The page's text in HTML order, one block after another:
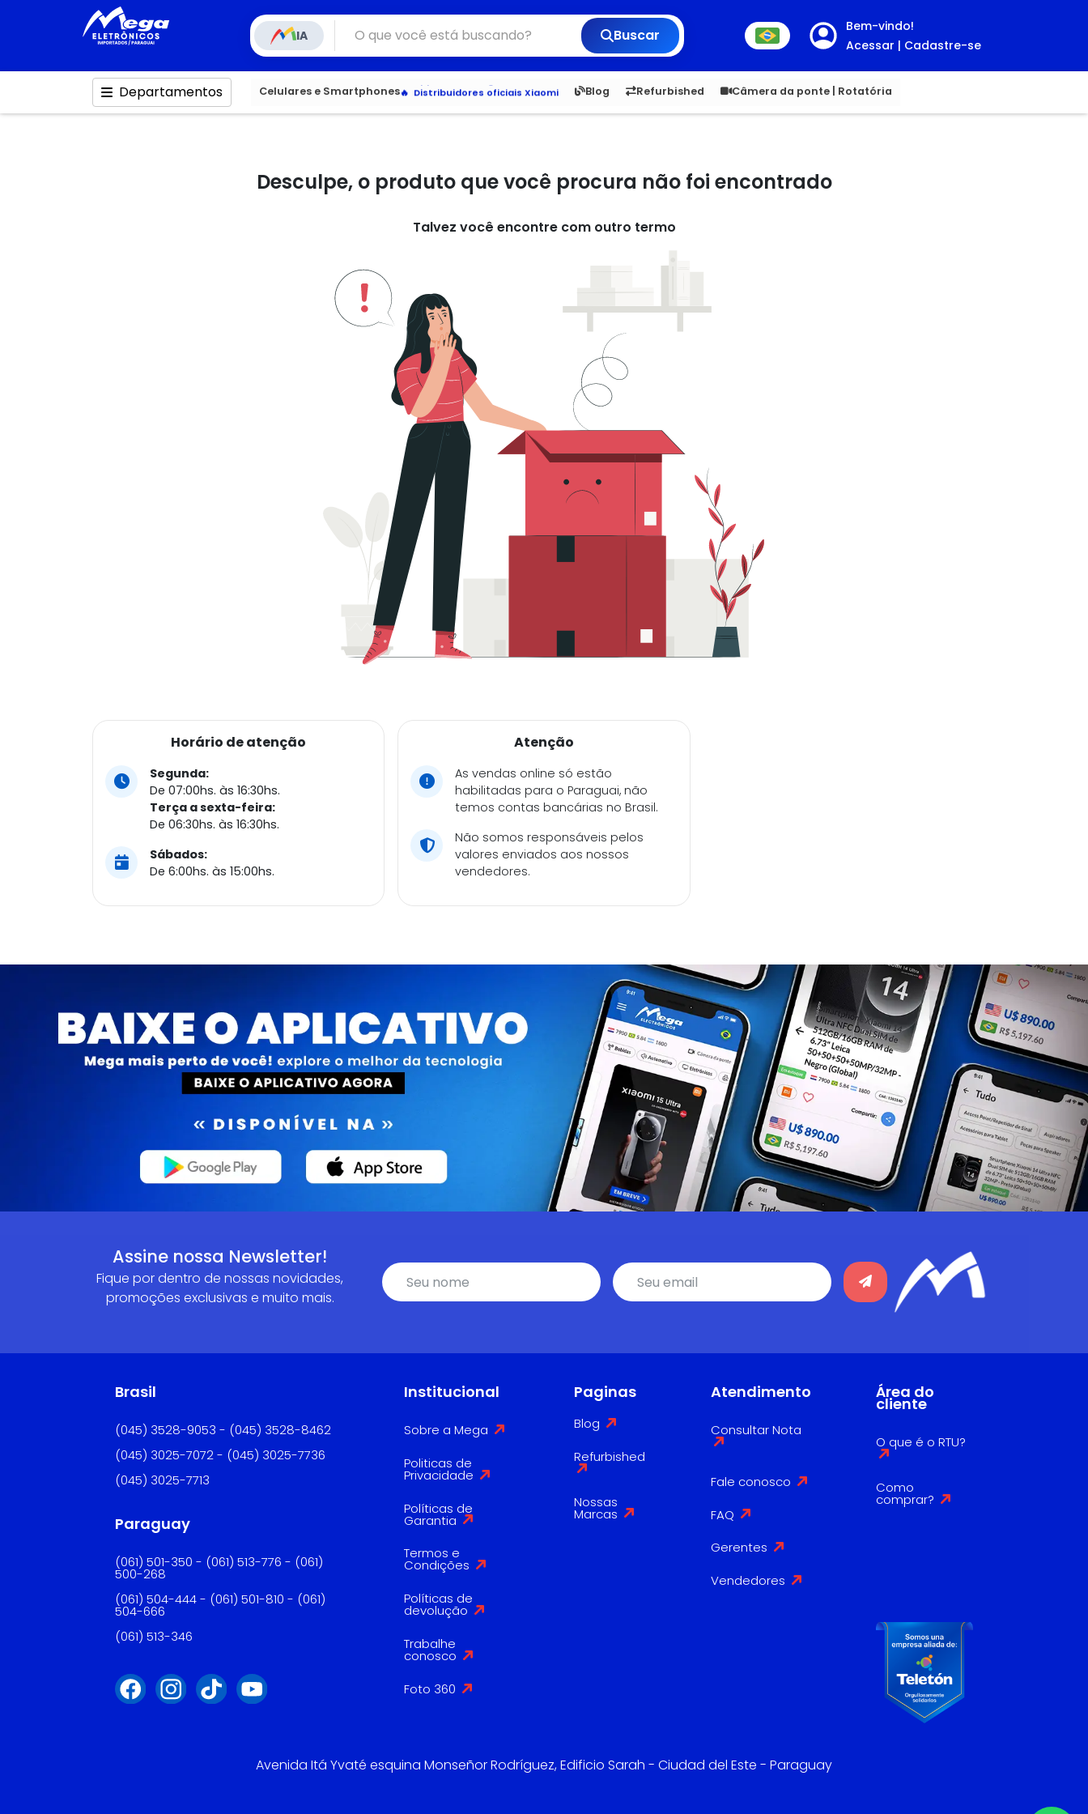
IA Buscar
Bem-vindo!
Acessar | Cadastre-se
Departamentos Celulares e Smartphones
Distribuidores oficiais Xiaomi
Blog Refurbished Câmera da ponte | Rotatória
6,050 5.22 1,900 1.00
Desculpe, o produto que você procura não foi encontrado
Talvez você encontre com outro termo
Horário de atenção
Segunda:
De 07:00hs. às 16:30hs.
Terça a sexta-feira:
De 06:30hs. às 16:30hs.
Sábados:
De 6:00hs. às 15:00hs.
Atenção
As vendas online só estão
habilitadas para o Paraguai, não
temos contas bancárias no Brasil.
Não somos responsáveis pelos
valores enviados aos nossos
vendedores.
Assine nossa Newsletter!
Fique por dentro de nossas novidades,
promoções exclusivas e muito mais.
Brasil
(045) 3528-9053 - (045) 3528-8462
(045) 3025-7072 - (045) 3025-7736
(045) 3025-7713
Paraguay
(061) 501-350 - (061) 513-776 - (061)
500-268
(061) 504-444 - (061) 501-810 - (061)
504-666
(061) 513-346
Institucional
Sobre a Mega
Politicas de
Privacidade
Políticas de
Garantia
Termos e
Condições
Políticas de
devolução
Trabalhe
conosco
Foto 360
Paginas
Blog
Refurbished
Nossas
Marcas
Atendimento
Consultar Nota
Fale conosco
FAQ
Gerentes
Vendedores
Área do
cliente
O que é o RTU?
Como
comprar?
Avenida Itá Yvaté esquina Monseñor Rodríguez, Edificio Sarah - Ciudad del Este - Paraguay